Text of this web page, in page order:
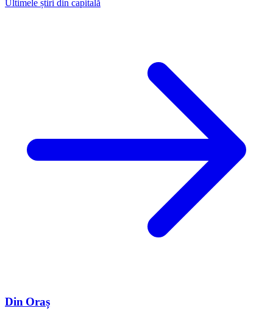
Ultimele știri din capitală
Din Oraș